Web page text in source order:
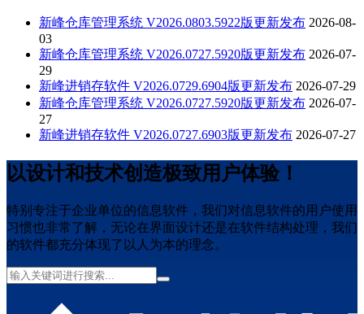
新峰仓库管理系统 V2026.0803.5922版更新发布 2026-08-
03
新峰仓库管理系统 V2026.0727.5920版更新发布 2026-07-
29
新峰进销存软件 V2026.0729.6904版更新发布 2026-07-29
新峰仓库管理系统 V2026.0727.5920版更新发布 2026-07-
27
新峰进销存软件 V2026.0727.6903版更新发布 2026-07-27
以设计和技术创造极致用户体验！
特别专注于企业单位的信息软件，我们对信息软件的用户使用
习惯也非常了解，无论在界面设计还是在软件结构处理，我们
的软件都充分体现了以人为本的理念。